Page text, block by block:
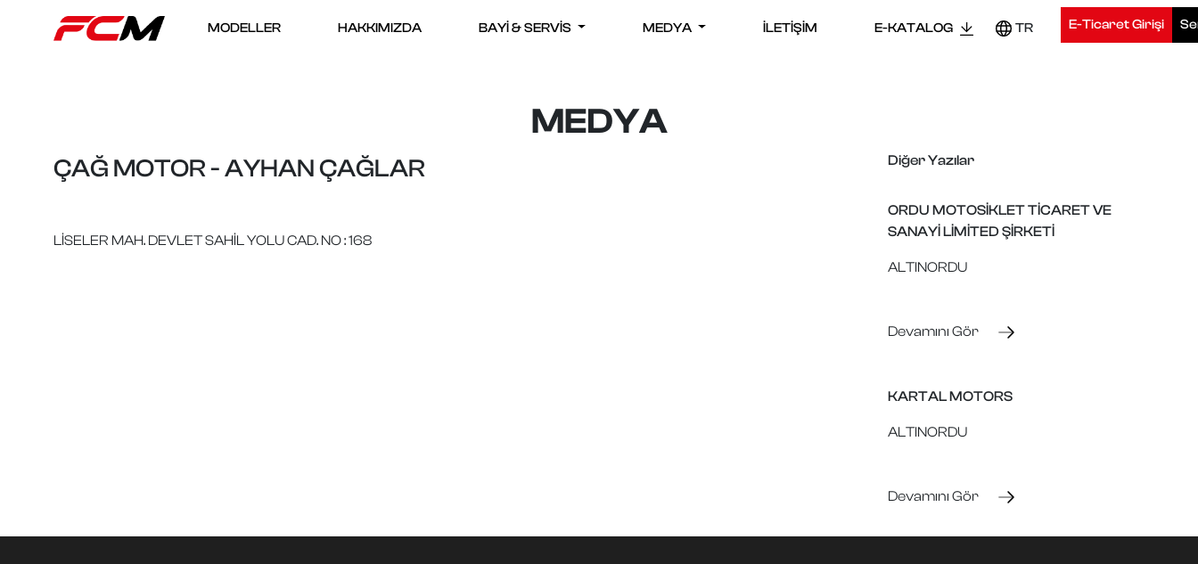
MODELLER HAKKIMIZDA BAYİ & SERVİS MEDYA İLETİŞİM E-KATALOG TR E-Ticaret Girişi
MEDYA
ÇAĞ MOTOR - AYHAN ÇAĞLAR
LİSELER MAH. DEVLET SAHİL YOLU CAD. NO : 168
Diğer Yazılar
ORDU MOTOSİKLET TİCARET VE
SANAYİ LİMİTED ŞİRKETİ
ALTINORDU
Devamını Gör
KARTAL MOTORS
ALTINORDU
Devamını Gör